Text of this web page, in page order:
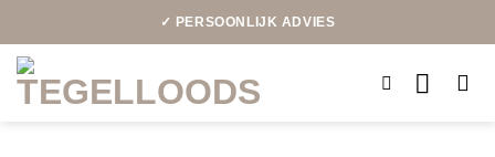
naar
inhoud
✓ PERSOONLIJK ADVIES